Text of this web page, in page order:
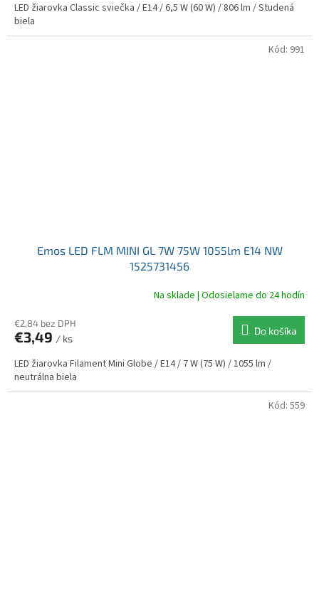
LED žiarovka Classic sviečka / E14 / 6,5 W (60 W) / 806 lm / Studená
biela
Emos LED FLM MINI GL 7W 75W 1055lm E14 NW
1525731456
Na sklade | Odosielame do 24 hodín
€2,84 bez DPH
€3,49 / ks
Do košíka
LED žiarovka Filament Mini Globe / E14 / 7 W (75 W) / 1055 lm /
neutrálna biela
Kód: 991
Kód: 559